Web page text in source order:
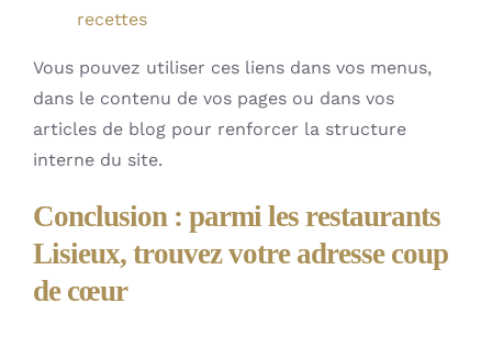
recettes
Vous pouvez utiliser ces liens dans vos menus,
dans le contenu de vos pages ou dans vos
articles de blog pour renforcer la structure
interne du site.
Conclusion : parmi les restaurants
Lisieux, trouvez votre adresse coup
de cœur